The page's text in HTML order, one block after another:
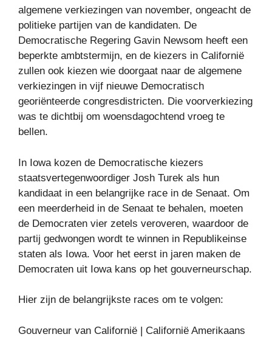
algemene verkiezingen van november, ongeacht de
politieke partijen van de kandidaten. De
Democratische Regering Gavin Newsom heeft een
beperkte ambtstermijn, en de kiezers in Californië
zullen ook kiezen wie doorgaat naar de algemene
verkiezingen in vijf nieuwe Democratisch
georiënteerde congresdistricten. Die voorverkiezing
was te dichtbij om woensdagochtend vroeg te
bellen.
In Iowa kozen de Democratische kiezers
staatsvertegenwoordiger Josh Turek als hun
kandidaat in een belangrijke race in de Senaat. Om
een ​​meerderheid in de Senaat te behalen, moeten
de Democraten vier zetels veroveren, waardoor de
partij gedwongen wordt te winnen in Republikeinse
staten als Iowa. Voor het eerst in jaren maken de
Democraten uit Iowa kans op het gouverneurschap.
Hier zijn de belangrijkste races om te volgen:
Gouverneur van Californië | Californië Amerikaans